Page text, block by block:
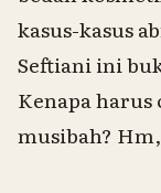
kasus-kasus
Seftiani ini
Kenapa
musibah?